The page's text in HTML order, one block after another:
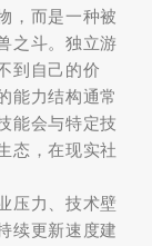
，而是一种被
之斗。独立游
到自己的价
能力结构通常
能会与特定技
态，在现实社
压力、技术壁
续更新速度建